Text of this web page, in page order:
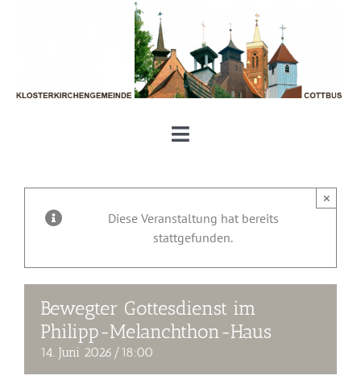
Toggle
Aktuelles und Termine
Gottesdienste und Gemeinde
Geben und Nehmen
Diese Veranstaltung hat bereits
stattgefunden.
×
Bewegter Gottesdienst im
Philipp-Melanchthon-Haus
14. Juni 2026/18:00